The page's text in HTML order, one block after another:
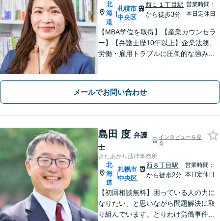
北
海
道
|
札幌市
中央区
西１１丁目駅
から徒歩3分
営業時間：
本日定休日
【MBA学位を取得】【産業カウンセラ
ー】【弁護士歴10年以上】企業法務、
労働・雇用トラブルに圧倒的な強みあ
い説明【初回相談無料】
メールでお問い合わせ
島田 度 弁護
士
インタビューを見
る
きたあかり法律事務所
北
海
道
|
札幌市
中央区
西８丁目駅
から徒歩2分
営業時間：
本日定休日
【初回相談無料】困っている人の力に
なりたい、と思いながら問題解決に取
り組んでいます。とりわけ労働事件